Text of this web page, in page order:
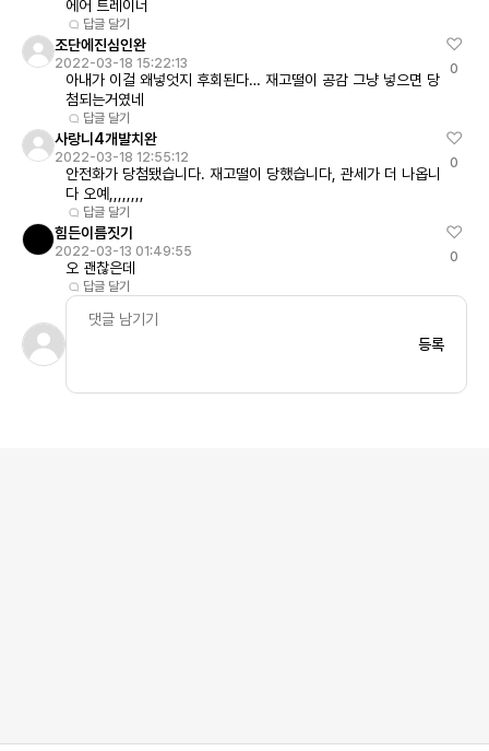
에어 트레이너
답글 달기
조단에진심인완
2022-03-18 15:22:13
아내가 이걸 왜넣엇지 후회된다… 재고떨이 공감 그냥 넣으면 당
첨되는거였네
답글 달기
0
사랑니4개발치완
2022-03-18 12:55:12
안전화가 당첨됐습니다. 재고떨이 당했습니다, 관세가 더 나옵니
다 오예,,,,,,,,
답글 달기
0
힘든이름짓기
2022-03-13 01:49:55
오 괜찮은데
답글 달기
0
등록